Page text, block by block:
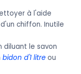
à l'aide
chiffon. Inutile
diluant le savon
bidon d'1 litre ou